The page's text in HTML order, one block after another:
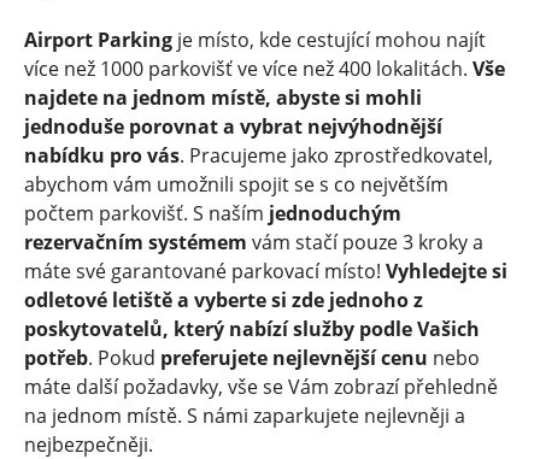
Airport Parking je místo, kde cestující mohou najít
více než 1000 parkovišť ve více než 400 lokalitách. Vše
najdete na jednom místě, abyste si mohli
jednoduše porovnat a vybrat nejvýhodnější
nabídku pro vás. Pracujeme jako zprostředkovatel,
abychom vám umožnili spojit se s co největším
počtem parkovišť. S naším jednoduchým
rezervačním systémem vám stačí pouze 3 kroky a
máte své garantované parkovací místo! Vyhledejte si
odletové letiště a vyberte si zde jednoho z
poskytovatelů, který nabízí služby podle Vašich
potřeb. Pokud preferujete nejlevnější cenu nebo
máte další požadavky, vše se Vám zobrazí přehledně
na jednom místě. S námi zaparkujete nejlevněji a
nejbezpečněji.